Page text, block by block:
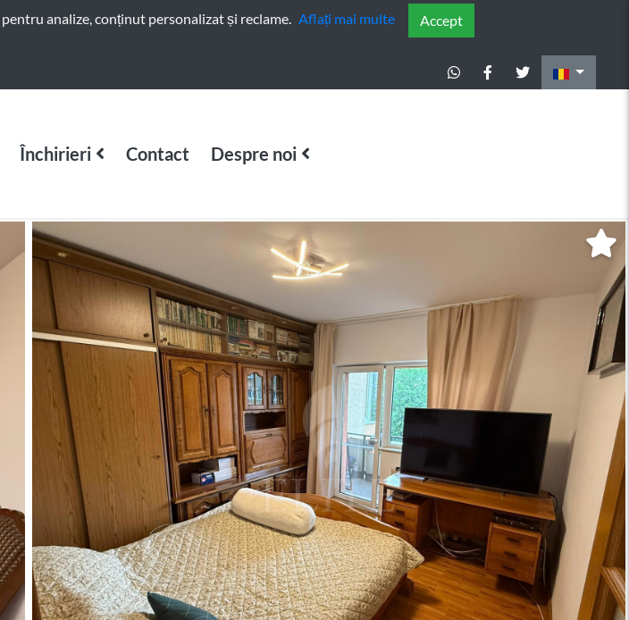
analize, conținut personalizat și reclame. Aflați mai multe Accept
Închirieri Contact Despre noi